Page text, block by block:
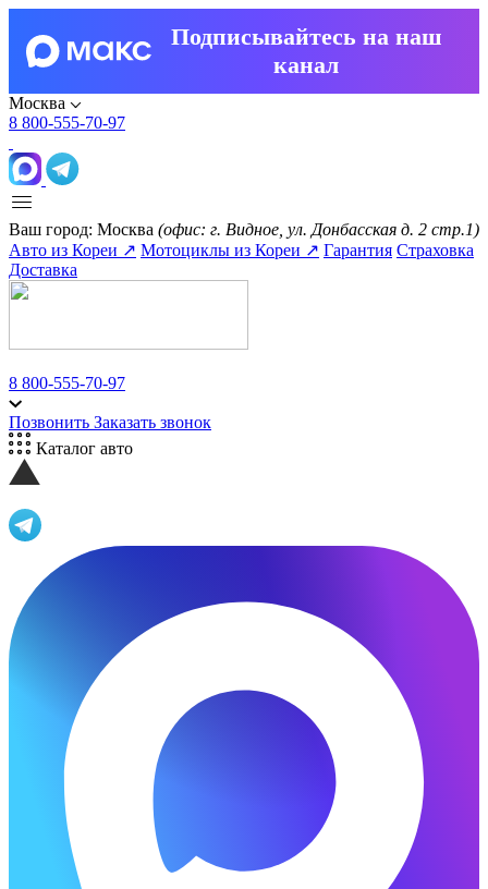
Подписывайтесь на наш
канал
Москва
8 800-555-70-97
Ваш город: Москва (офис: г. Видное, ул. Донбасская д. 2 стр.1)
Авто из Кореи ↗ Мотоциклы из Кореи ↗ Гарантия Страховка
Доставка
8 800-555-70-97
Позвонить Заказать звонок
Каталог авто